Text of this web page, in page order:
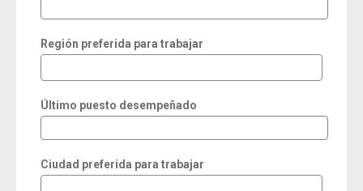
Región preferida para trabajar
Último puesto desempeñado
Ciudad preferida para trabajar